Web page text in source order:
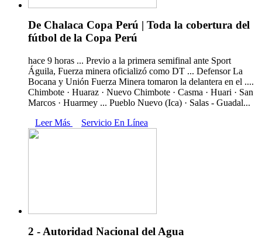
De Chalaca Copa Perú | Toda la cobertura del
fútbol de la Copa Perú
hace 9 horas ... Previo a la primera semifinal ante Sport
Águila, Fuerza minera oficializó como DT ... Defensor La
Bocana y Unión Fuerza Minera tomaron la delantera en el ....
Chimbote · Huaraz · Nuevo Chimbote · Casma · Huari · San
Marcos · Huarmey ... Pueblo Nuevo (Ica) · Salas - Guadal...
Leer Más
Servicio En Línea
2 - Autoridad Nacional del Agua